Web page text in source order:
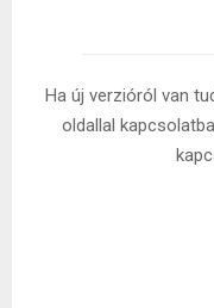
Ha új verzióról van
oldallal